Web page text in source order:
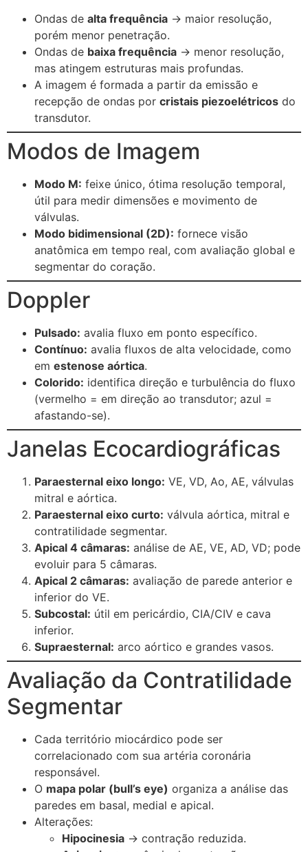
Ondas de alta frequência → maior resolução,
porém menor penetração.
Ondas de baixa frequência → menor resolução,
mas atingem estruturas mais profundas.
A imagem é formada a partir da emissão e
recepção de ondas por cristais piezoelétricos do
transdutor.
Modos de Imagem
Modo M: feixe único, ótima resolução temporal,
útil para medir dimensões e movimento de
válvulas.
Modo bidimensional (2D): fornece visão
anatômica em tempo real, com avaliação global e
segmentar do coração.
Doppler
Pulsado: avalia fluxo em ponto específico.
Contínuo: avalia fluxos de alta velocidade, como
em estenose aórtica.
Colorido: identifica direção e turbulência do fluxo
(vermelho = em direção ao transdutor; azul =
afastando-se).
Janelas Ecocardiográficas
Paraesternal eixo longo: VE, VD, Ao, AE, válvulas
mitral e aórtica.
Paraesternal eixo curto: válvula aórtica, mitral e
contratilidade segmentar.
Apical 4 câmaras: análise de AE, VE, AD, VD; pode
evoluir para 5 câmaras.
Apical 2 câmaras: avaliação de parede anterior e
inferior do VE.
Subcostal: útil em pericárdio, CIA/CIV e cava
inferior.
Supraesternal: arco aórtico e grandes vasos.
Avaliação da Contratilidade
Segmentar
Cada território miocárdico pode ser
correlacionado com sua artéria coronária
responsável.
O mapa polar (bull’s eye) organiza a análise das
paredes em basal, medial e apical.
Alterações:
Hipocinesia → contração reduzida.